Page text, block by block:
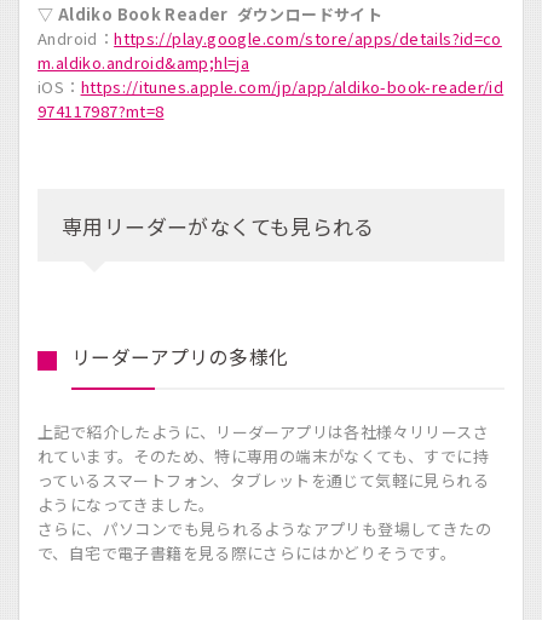
▽ Aldiko Book Reader ダウンロードサイト
Android：https://play.google.com/store/apps/details?id=co
m.aldiko.android&amp;hl=ja
iOS： https://itunes.apple.com/jp/app/aldiko-book-reader/id
974117987?mt=8
専用リーダーがなくても見られる
リーダーアプリの多様化
上記で紹介したように、リーダーアプリは各社様々リリースさ
れています。そのため、特に専用の端末がなくても、すでに持
っているスマートフォン、タブレットを通じて気軽に見られる
ようになってきました。
さらに、パソコンでも見られるようなアプリも登場してきたの
で、自宅で電子書籍を見る際にさらにはかどりそうです。